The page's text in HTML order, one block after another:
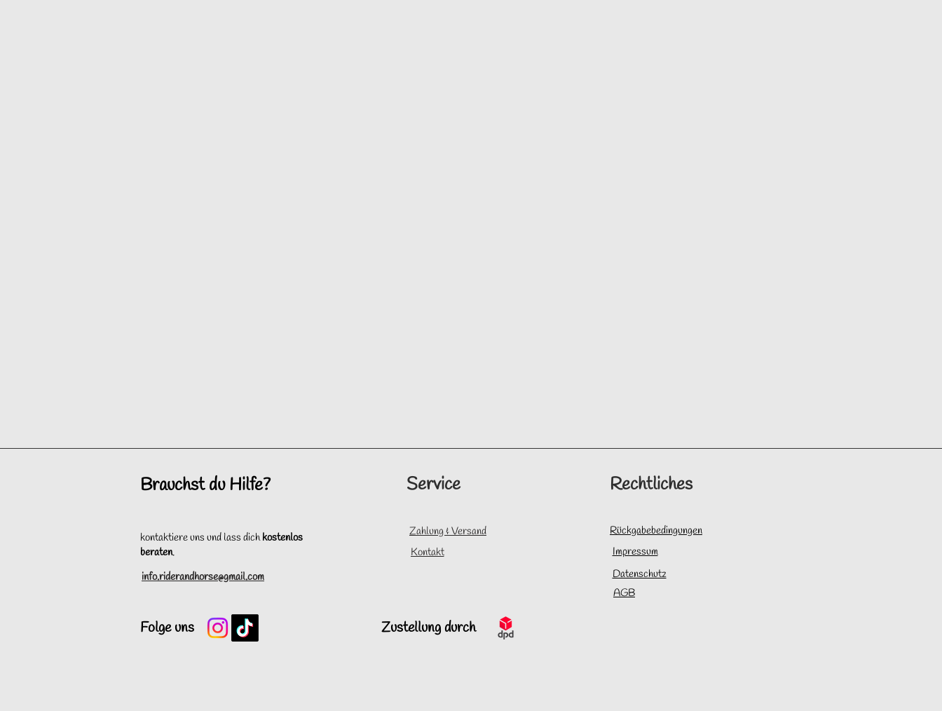
Brauchst du Hilfe? Service Rechtliches
kontaktiere uns und lass dichkostenlos
beraten.
Zahlung & Versand
Kontakt
info.riderandhorse@gmail.com
Rückgabebedingungen
Impressum
Datenschutz
AGB
Folge uns Zustellung durch